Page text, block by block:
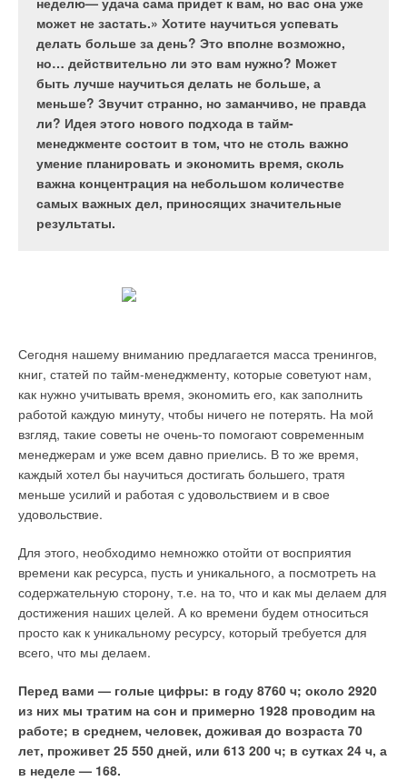
может не застать.» Хотите научиться успевать
делать больше за день? Это вполне возможно,
но… действительно ли это вам нужно? Может
быть лучше научиться делать не больше, а
меньше? Звучит странно, но заманчиво, не правда
ли? Идея этого нового подхода в тайм-
менеджменте состоит в том, что не столь важно
умение планировать и экономить время, сколь
важна концентрация на небольшом количестве
самых важных дел, приносящих значительные
результаты.
Сегодня нашему вниманию предлагается масса тренингов,
книг, статей по тайм-менеджменту, которые советуют нам,
как нужно учитывать время, экономить его, как заполнить
работой каждую минуту, чтобы ничего не потерять. На мой
взгляд, такие советы не очень-то помогают современным
менеджерам и уже всем давно приелись. В то же время,
каждый хотел бы научиться достигать большего, тратя
меньше усилий и работая с удовольствием и в свое
удовольствие.
Для этого, необходимо немножко отойти от восприятия
времени как ресурса, пусть и уникального, а посмотреть на
содержательную сторону, т.е. на то, что и как мы делаем для
достижения наших целей. А ко времени будем относиться
просто как к уникальному ресурсу, который требуется для
всего, что мы делаем.
Перед вами — голые цифры: в году 8760 ч; около 2920
из них мы тратим на сон и примерно 1928 проводим на
работе; в среднем, человек, доживая до возраста 70
лет, проживет 25 550 дней, или 613 200 ч; в сутках 24 ч, а
в неделе — 168.
недвижимости, скорость сдачи объекта и его
эксплуатационные свойства имеют огромное
значение. Отопление помещений является
неотъемлемой частью работ, проводимых на
любом объекте, а также жизненно необходимым
элементом дальнейшего функционирования
объекта. В связи с этим интерес к электрическому
отоплению возрос многократно за последние
годы.
Во-первых, это низкие капитальные затраты. Стоимость
электроконвекторов ниже радиаторов и конвекторов
водяного отопления такого же сегмента качества, при
этом организация водяного отопления требует
дополнительно установки нагревательного котла.
Во-вторых, это простота установки, а соответственно,
высокая скорость работ.
В-третьих, это эффективное управление температурным
режимом. Электроконвекторы могут быть снабжены
перепадам напряжения, или электронными — с высокой
точностью регулировки. Они могут быть объединены в
единую сеть отопления и управляться одним
термостатом, вынесенным (например, из той же серии,
что и электроустановочные изделия во всем помещении)
или же находящимся на управляющем конвекторе.
Управление электрическим отоплением также может
осуществляться системой «интеллектуальный дом».
В-четвертых, электрическое отопление достаточно
экономично: за счет возможности использования двойного
тарифа, режима автоматического понижения
температуры на 5°С при уходе из дома и т.п. Вообще,
энергопотребление во многом зависит от режима
использования здания. Кроме того, стоит иметь в виду,
неоправданного их усложнения, следствием
которого является не только удорожание
строительства, но и неэффективность
эксплуатации.
к 1 кВт тепловой
размещения (в плане)
полного комплекта
оборудования теплового
пункта 12–этажного
жилого здания тепловой
мощностью 1,1 Гкал/ч с
циркуляционными
насосами, регулирующей
и запорной арматурой и
двухступенчатым
сельскохозяйственного использования.
«Китайских» — в том смысле, что продукция
выпускается в Китае и представляется именно
китайской, т.е. к OEM-рынку не имеет никакого
отношения. Предлагаем вашему вниманию
интервью с председателем YUANDONG HUAMEI
Чэнь Цзянь Мином (Chen Jian Ming).
Ваше предприятие? Каковы объемы и структура
С.J.M.:Группа YUANDONG была основана в июле 1992
г.Структура компании состоит из управляющего центра и
нескольких заводов, основной и главной частью из которых
является электромеханический завод FUAN YUANDONG
American China Electric Co., Ltd. Центральный офис нашей
компании находится в городе Фуань (Fuan) провинции
Фуцзянь (Fujian). Этот город еще называют «городом
электрооборудования и электроники».
Наш завод площадью 22 500 м
оборудованием, исследовательским центром, эффективной
системой управления. Это совместное китайско-
американское предприятие, зарегистрированное в Бюро
внешней торговли Китая. Основная продукция в настоящее
время ориентирована на экспорт. Главная продукция —
разнообразные насосы, электромашины и бензиновые и
Общее количество наименований выпускаемой продукции —
около 600, количество серий — 180. Мы получили Китайский
сертификат качества «ССС», европейский сертификат СЕ и
международный сертификат ISO 9001.2000.Больше